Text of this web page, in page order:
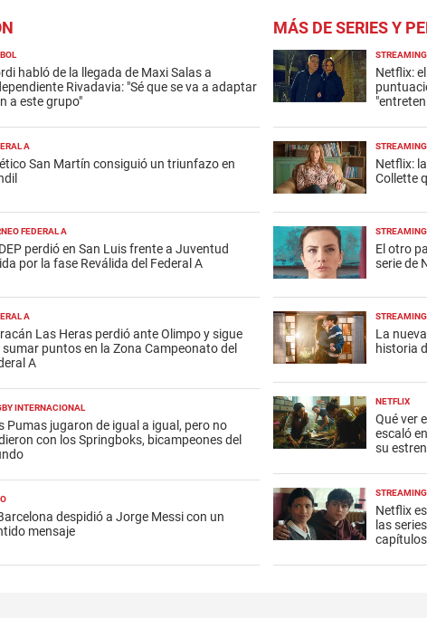
habló de la llegada de Maxi Salas a
Rivadavia: "Sé que se va a adaptar
a este grupo"
A
San Martín consiguió un triunfazo en
FEDERAL A
perdió en San Luis frente a Juventud
por la fase Reválida del Federal A
A
Las Heras perdió ante Olimpo y sigue
sumar puntos en la Zona Campeonato del
A
INTERNACIONAL
Pumas jugaron de igual a igual, pero no
con los Springboks, bicampeones del
despidió a Jorge Messi con un
mensaje
MÁS DE SERIES Y
STREAMING
Netflix:
STREAMING
Netflix:
Collette
STREAMING
El otro
serie de
STREAMING
La
historia
NETFLIX
Qué ver
escaló
su
STREAMING
Netflix
las
capítulos